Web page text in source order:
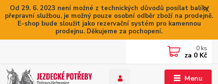
Od 29. 6. 2023 není možné z technických důvodů posílat balíky
přepravní službou, je možný pouze osobní odběr zboží na prodejně.
E-shop bude sloužit jako rezervační systém pro kamennou
prodejnu. Děkujeme za pochopení.
Menu
0 ks
za 0 Kč